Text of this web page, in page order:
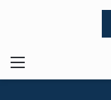
Menu